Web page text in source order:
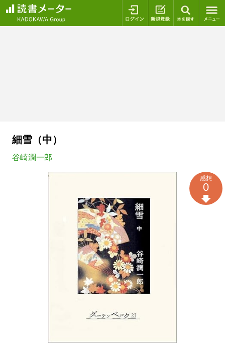
ログイン 新規登録
細雪（中）
谷崎潤一郎
感想
0